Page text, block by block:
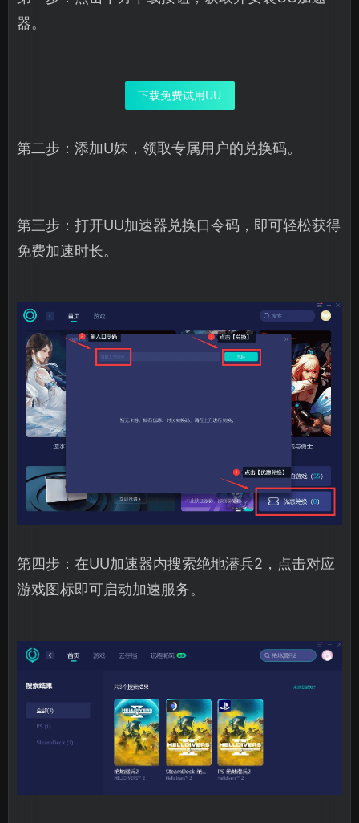
器。
下载免费试用UU
第二步：添加U妹，领取专属用户的兑换码。
第三步：打开UU加速器兑换口令码，即可轻松获得
免费加速时长。
第四步：在UU加速器内搜索绝地潜兵2，点击对应
游戏图标即可启动加速服务。